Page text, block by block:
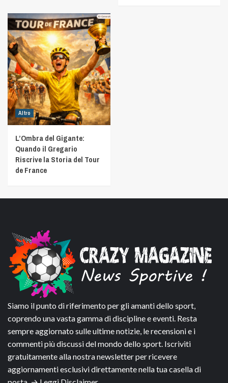
Altro
L’Ombra del Gigante:
Quando il Gregario
Riscrive la Storia del Tour
de France
Siamo il punto di riferimento per gli amanti dello sport,
coprendo una vasta gamma di discipline e eventi. Resta
sempre aggiornato sulle ultime notizie, le recensioni e i
commenti più discussi del mondo dello sport. Iscriviti
gratuitamente alla nostra newsletter per ricevere
aggiornamenti esclusivi direttamente nella tua casella di